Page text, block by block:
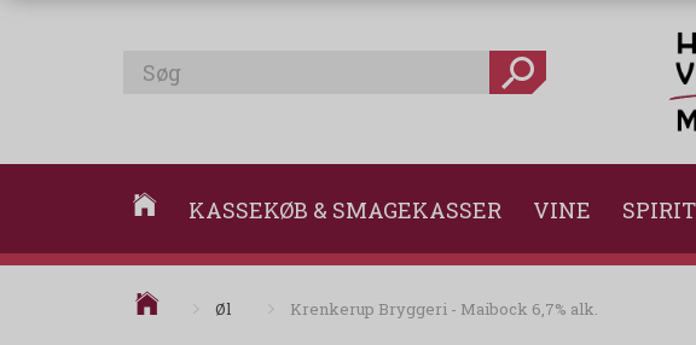
KASSEKØB & SMAGEKASSER VINE
Øl Krenkerup Bryggeri - Maibock 6,7% alk.